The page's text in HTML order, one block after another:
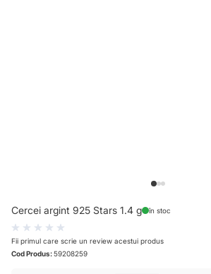
Cercei argint 925 Stars 1.4 g în stoc
Fii primul care scrie un review acestui produs
Cod Produs:59208259